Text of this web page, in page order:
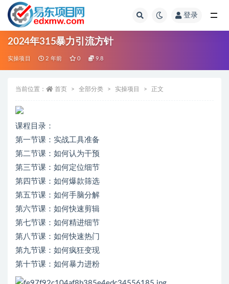
登录
2024年315暴力引流方针
实操项目 2 年前 0 9.8
当前位置： 首页 全部分类 实操项目 正文
课程目录：
第一节课：实战工具准备
第二节课：如何认为干预
第三节课：如何定位细节
第四节课：如何爆款筛选
第五节课：如何手脑分解
第六节课：如何快速剪辑
第七节课：如何精进细节
第八节课：如何快速热门
第九节课：如何疯狂变现
第十节课：如何暴力进粉